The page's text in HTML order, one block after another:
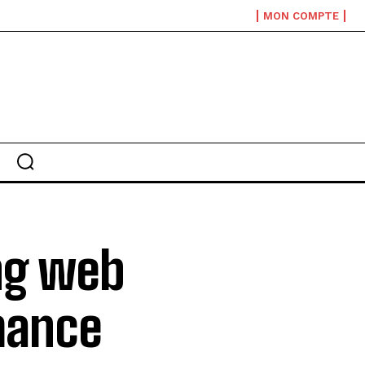
MON COMPTE
web